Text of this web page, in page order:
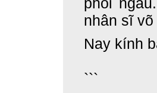
nhân sĩ võ
Nay kính
```